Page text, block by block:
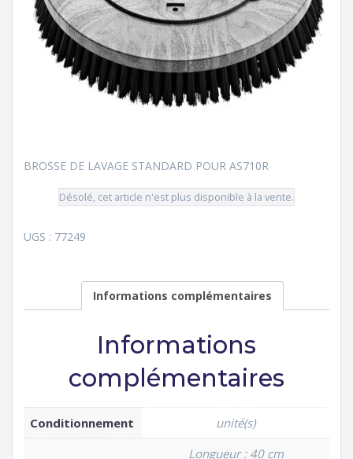
BROSSE DE LAVAGE STANDARD POUR AS710R
Désolé, cet article n'est plus disponible à la vente.
UGS : 77249
Informations complémentaires
Informations
complémentaires
Conditionnement unité(s)
Longueur : 40 cm